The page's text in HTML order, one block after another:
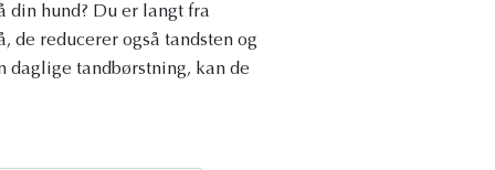
din hund? Du er langt fra
de reducerer også tandsten og
daglige tandbørstning, kan de